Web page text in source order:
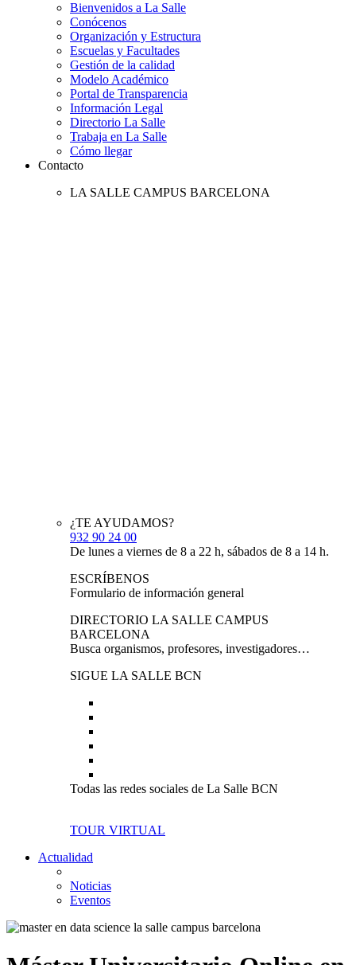
Bienvenidos a La Salle
Conócenos
Organización y Estructura
Escuelas y Facultades
Gestión de la calidad
Modelo Académico
Portal de Transparencia
Información Legal
Directorio La Salle
Trabaja en La Salle
Cómo llegar
Contacto
LA SALLE CAMPUS BARCELONA
¿TE AYUDAMOS?
932 90 24 00
De lunes a viernes de 8 a 22 h, sábados de 8 a 14 h.
ESCRÍBENOS
Formulario de información general
DIRECTORIO LA SALLE CAMPUS
BARCELONA
Busca organismos, profesores, investigadores…
SIGUE LA SALLE BCN
Todas las redes sociales de La Salle BCN
TOUR VIRTUAL
Actualidad
Noticias
Eventos